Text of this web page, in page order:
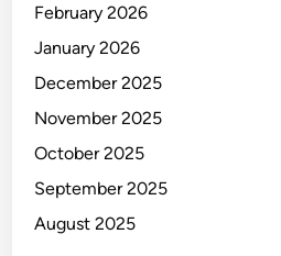
February 2026
January 2026
December 2025
November 2025
October 2025
September 2025
August 2025